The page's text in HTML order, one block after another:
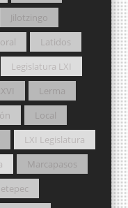
Jilotzingo
Latidos
Legislatura LXI
Lerma
Local
LXI Legislatura
Marcapasos